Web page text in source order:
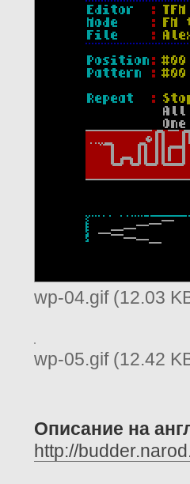
wp-04.gif (12.03
wp-05.gif (12.42
Описание на
http://